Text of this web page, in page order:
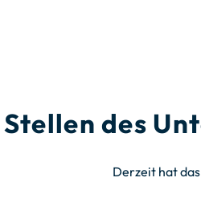
des
Derzeit hat